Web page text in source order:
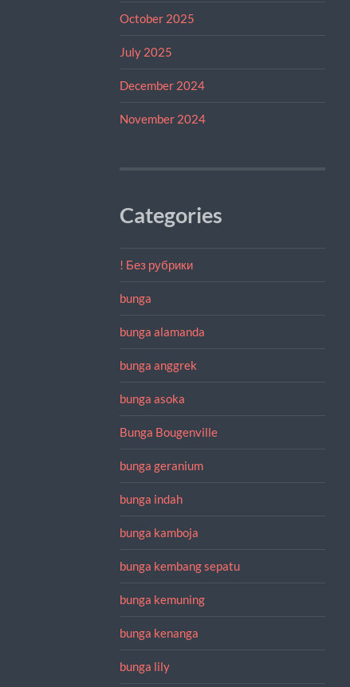
October 2025
July 2025
December 2024
November 2024
Categories
! Без рубрики
bunga
bunga alamanda
bunga anggrek
bunga asoka
Bunga Bougenville
bunga geranium
bunga indah
bunga kamboja
bunga kembang sepatu
bunga kemuning
bunga kenanga
bunga lily